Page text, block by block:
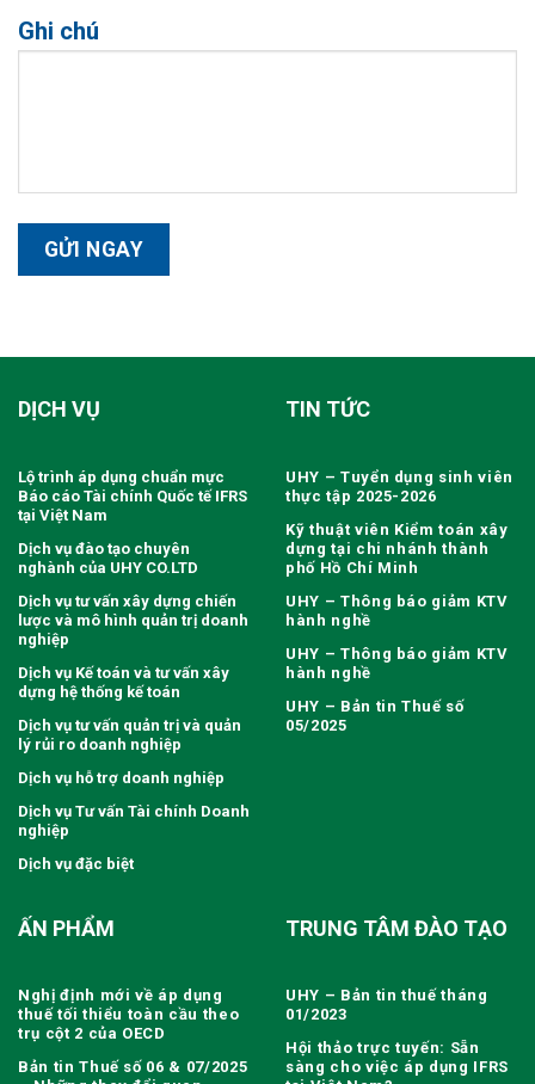
Ghi chú
DỊCH VỤ
Lộ trình áp dụng chuẩn mực
Báo cáo Tài chính Quốc tế IFRS
tại Việt Nam
Dịch vụ đào tạo chuyên
nghành của UHY CO.LTD
Dịch vụ tư vấn xây dựng chiến
lược và mô hình quản trị doanh
nghiệp
Dịch vụ Kế toán và tư vấn xây
dựng hệ thống kế toán
Dịch vụ tư vấn quản trị và quản
lý rủi ro doanh nghiệp
Dịch vụ hỗ trợ doanh nghiệp
Dịch vụ Tư vấn Tài chính Doanh
nghiệp
Dịch vụ đặc biệt
TIN TỨC
UHY – Tuyển dụng sinh viên
thực tập 2025-2026
Kỹ thuật viên Kiểm toán xây
dựng tại chi nhánh thành
phố Hồ Chí Minh
UHY – Thông báo giảm KTV
hành nghề
UHY – Thông báo giảm KTV
hành nghề
UHY – Bản tin Thuế số
05/2025
ẤN PHẨM
Nghị định mới về áp dụng
thuế tối thiểu toàn cầu theo
trụ cột 2 của OECD
Bản tin Thuế số 06 & 07/2025
TRUNG TÂM ĐÀO TẠO
UHY – Bản tin thuế tháng
01/2023
Hội thảo trực tuyến: Sẵn
sàng cho việc áp dụng IFRS